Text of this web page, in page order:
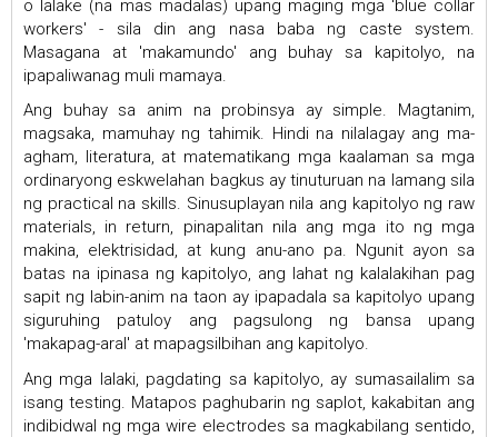
o lalake (na mas madalas) upang maging mga 'blue collar
workers' - sila din ang nasa baba ng caste system.
Masagana at 'makamundo' ang buhay sa kapitolyo, na
ipapaliwanag muli mamaya.
Ang buhay sa anim na probinsya ay simple. Magtanim,
magsaka, mamuhay ng tahimik. Hindi na nilalagay ang ma-
agham, literatura, at matematikang mga kaalaman sa mga
ordinaryong eskwelahan bagkus ay tinuturuan na lamang sila
ng practical na skills. Sinusuplayan nila ang kapitolyo ng raw
materials, in return, pinapalitan nila ang mga ito ng mga
makina, elektrisidad, at kung anu-ano pa. Ngunit ayon sa
batas na ipinasa ng kapitolyo, ang lahat ng kalalakihan pag
sapit ng labin-anim na taon ay ipapadala sa kapitolyo upang
siguruhing patuloy ang pagsulong ng bansa upang
'makapag-aral' at mapagsilbihan ang kapitolyo.
Ang mga lalaki, pagdating sa kapitolyo, ay sumasailalim sa
isang testing. Matapos paghubarin ng saplot, kakabitan ang
indibidwal ng mga wire electrodes sa magkabilang sentido,